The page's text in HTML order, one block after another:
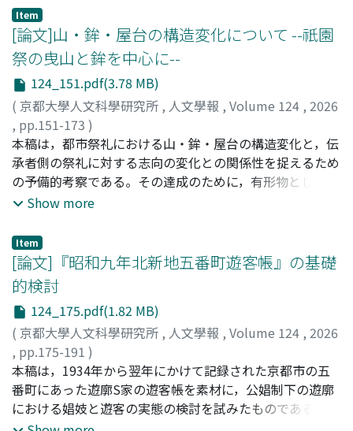
富む唱歌の製作過程において，彼らが果たした役割は欠く
ことのできないものであった。国学者は音楽行政の主導者
らと協力し唱歌による近代化の推進力となったのである。
神道論が新設の神社界に多大な影響を与え続けていったこ
とを論じる。
てきた近代神社の9割以上を占めてきた小社(無格社)，村
社などに焦点をあてた。その多くは真言宗，天台宗，修験
宗などの社僧，別当(法印)が明治初年に復飾(還俗)し，神
職に転向(転職)したことを，おもに旧仙台藩地域の事例を
もとに明らかにした。また彼らの多くは代々神職として現
代にまでその伝統を継承していることを指摘した。第3
に，それらの近代神社に移行された修験・密教文化につい
て，正月飾りを中心に考察し，それが日本近現代の地域の
神社に豊かで深みのある多様な文化をもたらしたことを論
じている。これらの正月行事と正月飾りは，神社の神職に
とって最も重要な神事，行事であり，特に切り透かし形
吉祥柄の意味は，密教・修験文化の痕跡を色濃く伝えるも
のだったのである。また農村型，都市型，海岸集落型など
の地域の実情に合わせた特色ある切り紙が展開され，現代
にも継承されていることを明らかにした。以上のことか
ら，神社の近代化において，近代の国家神道(神社神道)と
民間伝承は，対立・競合・淘汰・包摂される側面だけでは
なく，両者が併存，混在化し，民衆・常民の新しい文化を
形成してゆく変容の過程としてとらえられる側面もあるこ
と，それが我々の身の回りにある現代の神社神道や民間信
仰のなかにも見出すことができることを明らかにした。
Item
[論文]山・鉾・屋台の構造変化について --祇園
祭の曳山と鉾を中心に--
124_151.pdf(3.78 MB)
( 京都大學人文科學研究所 , 人文學報 , Volume 124 , 2026
, pp.151-173 )
村上, 忠喜;MURAKAMI, T.;ムラカミ, タダヨシ
本稿は，都市祭礼における山・鉾・屋台の構造変化と，伝
承者側の祭礼に対する志向の変化との関係性を捉えるため
の予備的考察である。その達成のために，有形物としての
山・鉾・屋台を<構造体><造形芸術><ツクリモノ>の三要
も変化しにくいと考えられる<構造体>にフォーカスし，事
例として京都祇園祭を，附篇として関東の八王子祭・秩父
祭を取り上げた。祇園祭の山鉾は，応仁の乱前後に風流の
固定化が進んだと言われる。風流の固定化は，毎年趣向を
変化させて人の目を驚かせるツクリモノから，装飾品の質
的向上を達成して楽しませる造形芸術を生み出した。それ
に追随して，そうした造形芸術をしっかりと支える構造体
の変化を招来した。祇園祭の山鉾のうちの曳山は，江戸中
期には屋根が付加され，その屋根は大型化の道を歩み，や
がて山を撤去する「曳山の鉾化」が進行した。その嚆矢と
なったのが，近年巡行に復帰した鷹山である。鷹山をはじ
Show more
Item
[論文]『昭和九年北新地五番町遊客帳』の基礎
的検討
124_175.pdf(1.82 MB)
( 京都大學人文科學研究所 , 人文學報 , Volume 124 , 2026
, pp.175-191 )
樋浦, 郷子;HIURA, S.;ヒウラ, サトコ
本稿は，1934年から翌年にかけて記録された京都市の五
番町にあった遊廓S家の遊客帳を素材に，公娼制下の遊廓
における娼妓と遊客の実態の検討を試みたものである。五
番町は低廉な遊興費を売りにした地域として存続した。本